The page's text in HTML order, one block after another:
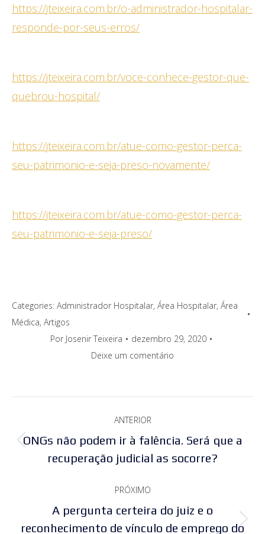
https://jteixeira.com.br/o-administrador-hospitalar-
responde-por-seus-erros/
https://jteixeira.com.br/voce-conhece-gestor-que-
quebrou-hospital/
https://jteixeira.com.br/atue-como-gestor-perca-
seu-patrimonio-e-seja-preso-novamente/
https://jteixeira.com.br/atue-como-gestor-perca-
seu-patrimonio-e-seja-preso/
Categories: Administrador Hospitalar, Área Hospitalar, Área
Médica, Artigos
Por Josenir Teixeira
dezembro 29, 2020
Deixe um comentário
de
post:
ANTERIOR
Post
anterior:
ONGs não podem ir à falência. Será que a
recuperação judicial as socorre?
PRÓXIMO
Próximo
A pergunta certeira do juiz e o
reconhecimento de vínculo de emprego do